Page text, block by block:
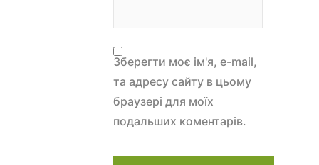
Зберегти моє ім'я, e-mail,
та адресу сайту в цьому
браузері для моїх
подальших коментарів.